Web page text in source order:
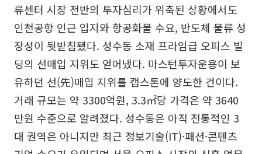
류센터 시장 전반의 투자심리가 위축된 상황에서도
인천공항 인근 입지와 항공화물 수요, 반도체 물류 성
장성이 뒷받침됐다. 성수동 소재 프라임급 오피스 빌
딩의 선매입 지위도 얻어냈다. 마스턴투자운용이 보
유하던 선(先)매입 지위를 캡스톤에 양도한 건이다.
거래 규모는 약 3300억원, 3.3㎡당 가격은 약 3640
만원 수준으로 알려졌다. 성수동은 아직 전통적인 3
대 권역은 아니지만 최근 정보기술(IT)·패션·콘텐츠